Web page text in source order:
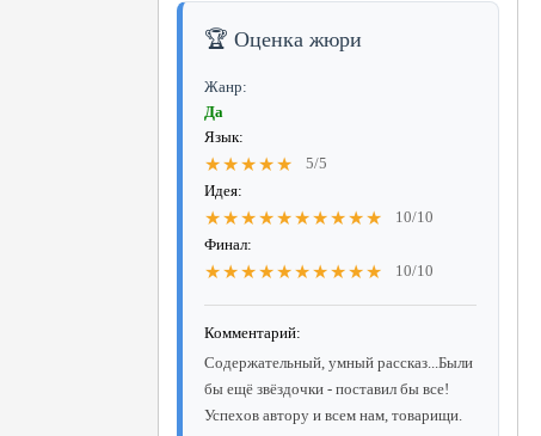
🏆 Оценка жюри
Жанр:
Да
Язык:
★★★★★
5/5
Идея:
★★★★★★★★★★
10/10
Финал:
★★★★★★★★★★ 10/10
Комментарий:
Содержательный, умный рассказ...Были
бы ещё звёздочки - поставил бы все!
Успехов автору и всем нам, товарищи.